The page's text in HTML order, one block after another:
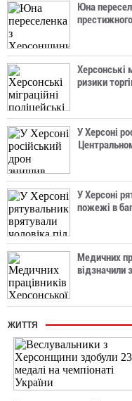
Юна
Херсонські
ризики
У Херсоні
У Херсоні
пожежі в
Медичних
відзначили
ЖИТТЯ